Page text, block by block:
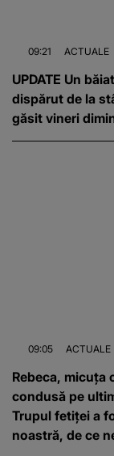
09:21 ACTUALE
UPDATE Un
dispărut de la
găsit vineri
09:05 ACTUALE
Rebeca, micuța
condusă pe
Trupul fetiței a
noastră, de ce